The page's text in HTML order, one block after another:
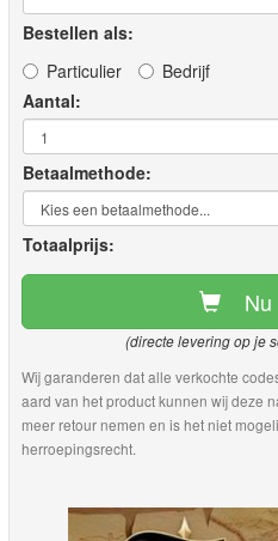
Bestellen als:
Particulier
Bedrijf
Aantal:
Betaalmethode:
Totaalprijs:
(directe levering op je
Wij garanderen dat alle verkochte
aard van het product kunnen wij deze
meer retour nemen en is het niet
herroepingsrecht.